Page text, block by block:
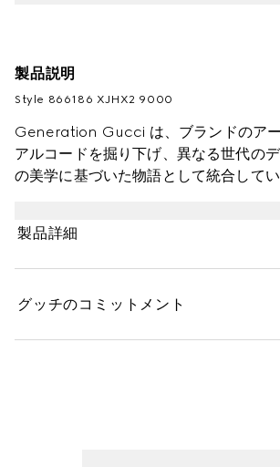
製品説明
Style ‎866186 XJHX2 9000
Generation Gucci は、ブランドのア
アルコードを掘り下げ、異なる世代の
の美学に基づいた物語として統合して
のVネックTシャツは、柔らかなレーヨ
製品詳細
グッチのコミットメント